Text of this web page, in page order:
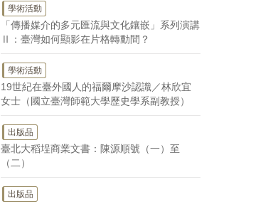
學術活動
「傳播媒介的多元匯流與文化鑲嵌」系列演講
Ⅱ：臺灣如何顯影在片格轉動間？
學術活動
19世紀在臺外國人的福爾摩沙認識／林欣宜
女士（國立臺灣師範大學歷史學系副教授）
出版品
臺北大稻埕商業文書：陳源順號（一）至
（二）
出版品